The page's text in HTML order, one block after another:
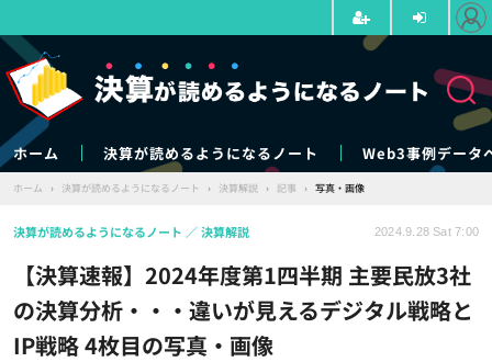
ホーム 決算が読めるようになるノート Web3事例データ
ホーム › 決算が読めるようになるノート › 決算解説 › 記事 › 写真・画像
【決算速報】2024年度第1四半期 主要民放3社
の決算分析・・・違いが見えるデジタル戦略と
IP戦略 4枚目の写真・画像
決算が読めるようになるノート 決算解説 2024.9.28 Sat 7:00